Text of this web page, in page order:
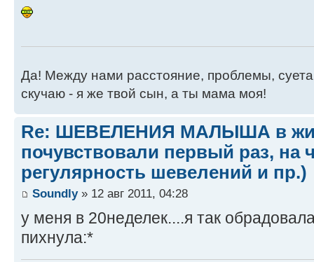
Да! Между нами расстояние, проблемы,
скучаю - я же твой сын, а ты мама моя!
Re: ШЕВЕЛЕНИЯ МАЛЫША в
почувствовали первый раз, на
регулярность шевелений и пр.)
Soundly» 12 авг 2011, 04:28
у меня в 20неделек....я так
пихнула:*